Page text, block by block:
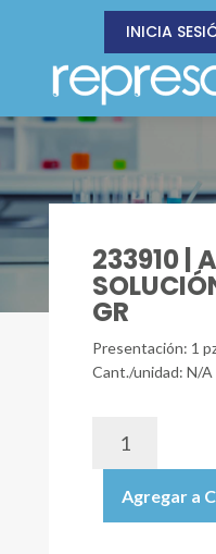
INICIA
233910 |
GR
Presentación: 1
Cant./unidad: N/A
SOLUCIÓN
CZAPEK
Agregar a